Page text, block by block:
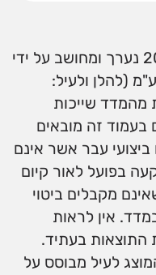
מדד אינדקס Bullet שקלי 2028 נערך ומחושב על ידי
(להלן ולעיל:
מהמדד שייכות
בעמוד זה מובאים
עבר אשר אינם
בפועל לאור קיום
מקבלים ביטוי
אין לראות
התוצאות בעתיד.
לעיל מבוסס על